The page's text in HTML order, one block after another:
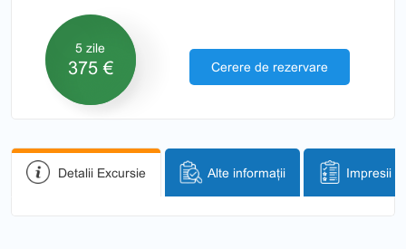
5 zile
375 € Cerere de rezervare
Detalii Excursie Alte informații Impresii